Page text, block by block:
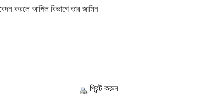
করলে আপিল বিভাগে তার জামিন
প্রিন্ট করুন